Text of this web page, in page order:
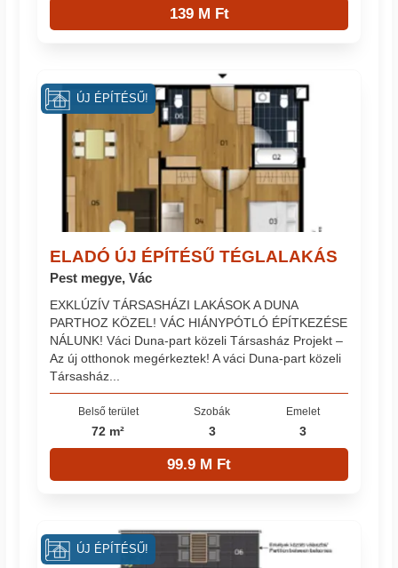
139 M Ft
ELADÓ ÚJ ÉPÍTÉSŰ TÉGLALAKÁS
Pest megye, Vác
EXKLÚZÍV TÁRSASHÁZI LAKÁSOK A DUNA
PARTHOZ KÖZEL! VÁC HIÁNYPÓTLÓ ÉPÍTKEZÉSE
NÁLUNK! Váci Duna-part közeli Társasház Projekt –
Az új otthonok megérkeztek! A váci Duna-part közeli
Társasház...
Belső terület
72 m²
Szobák
3
Emelet
3
99.9 M Ft
ÚJ ÉPÍTÉSŰ!
ÚJ ÉPÍTÉSŰ!